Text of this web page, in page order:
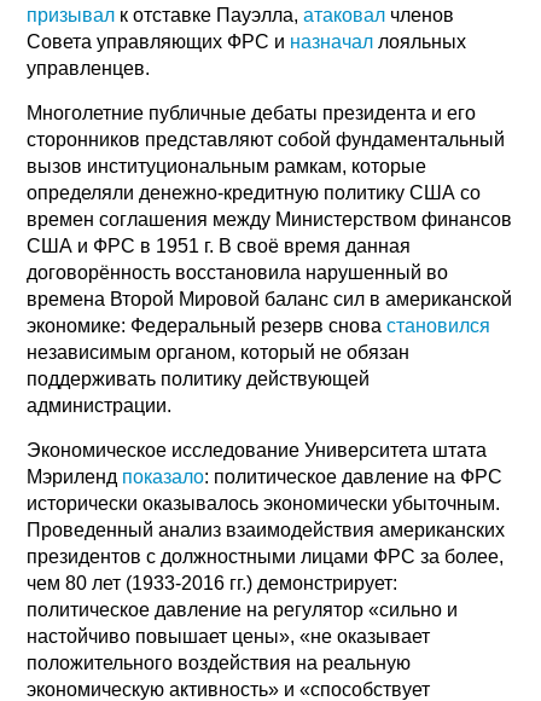
призывал к отставке Пауэлла,атаковал членов
Cовета управляющих ФРС и назначал лояльных
управленцев.
Многолетние публичные дебаты президента и его
сторонников представляют собой фундаментальный
вызов институциональным рамкам, которые
определяли денежно-кредитную политику США со
времен соглашения между Министерством финансов
США и ФРС в 1951 г. В своё время данная
договорённость восстановила нарушенный во
времена Второй Мировой баланс сил в американской
экономике: Федеральный резерв сновастановился
независимым органом, который не обязан
поддерживать политику действующей
администрации.
Экономическое исследование Университета штата
Мэриленд показало: политическое давление на ФРС
исторически оказывалось экономически убыточным.
Проведенный анализ взаимодействия американских
президентов с должностными лицами ФРС за более,
чем 80 лет (1933-2016 гг.) демонстрирует:
политическое давление на регулятор «сильно и
настойчиво повышает цены», «не оказывает
положительного воздействия на реальную
экономическую активность» и «способствует